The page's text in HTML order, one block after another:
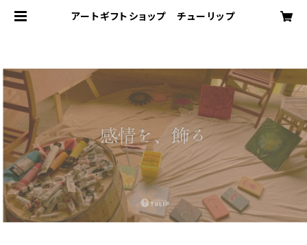
アートギフトショップ チューリップ